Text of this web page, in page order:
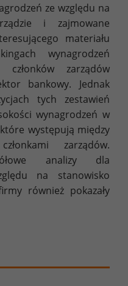
ze względu na
i zajmowane
materiału
wynagrodzeń
zarządów
bankowy. Jednak
tych zestawień
wynagrodzeń w
występują między
zarządów.
analizy dla
na stanowisko
również pokazały